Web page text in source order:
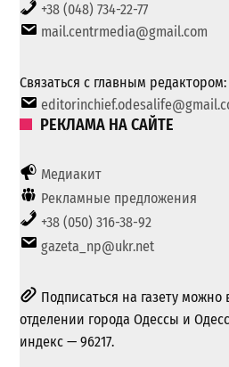
+38 (048) 734-22-77
mail.centrmedia@gmail.com
Связаться с главным редактором:
РЕКЛАМА НА САЙТЕ
Медиакит
Рекламные предложения
+38 (050) 316-38-92
gazeta_np@ukr.net
Подписаться на газету
отделении города Одессы и
индекс — 96217.